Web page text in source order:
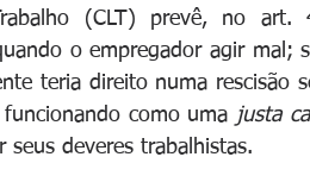
(CLT) prevê, no
o empregador agir mal;
teria direito numa rescisão
como uma justa
deveres trabalhistas.